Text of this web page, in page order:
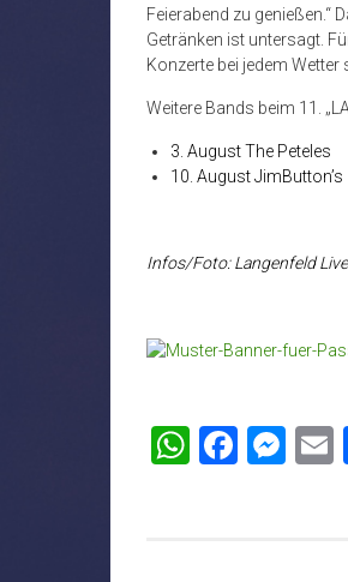
Feierabend zu genießen.“
Getränken ist untersagt.
Konzerte bei jedem Wetter
Weitere Bands beim 11.
3. August The Peteles
10. August JimButton’s
Infos/Foto: Langenfeld Live